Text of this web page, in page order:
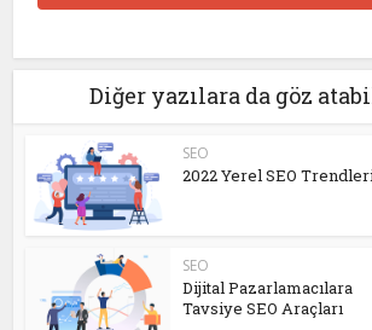
Diğer yazılara da göz
SEO
2022 Yerel SEO
SEO
Dijital Pazarlamacılara
Tavsiye SEO Araçları